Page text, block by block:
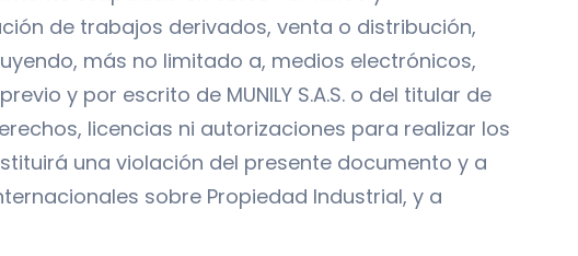
de trabajos derivados, venta o distribución,
más no limitado a, medios electrónicos,
y por escrito de MUNILY S.A.S. o del titular de
licencias ni autorizaciones para realizar los
una violación del presente documento y a
sobre Propiedad Industrial, y a